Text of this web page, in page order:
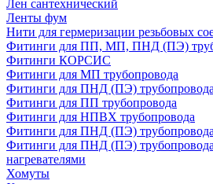
Лен сантехнический
Ленты фум
Нити для гермеризации резьбовых
Фитинги для ПП, МП, ПНД (ПЭ)
Фитинги КОРСИС
Фитинги для МП трубопровода
Фитинги для ПНД (ПЭ)
Фитинги для ПП трубопровода
Фитинги для НПВХ трубопровода
Фитинги для ПНД (ПЭ)
Фитинги для ПНД (ПЭ) трубопровода
нагревателями
Хомуты